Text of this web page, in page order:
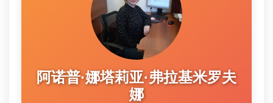
阿诺普·娜塔莉亚·弗拉基米罗夫
娜